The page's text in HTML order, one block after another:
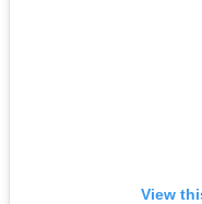
View